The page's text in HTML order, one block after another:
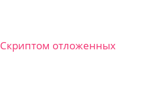
Скриптом отложенных